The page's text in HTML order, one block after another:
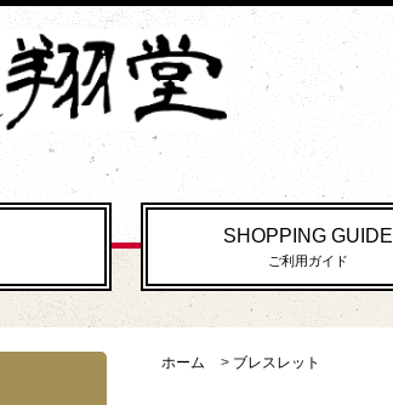
SHOPPING GUIDE
ご利用ガイド
ホーム > ブレスレット